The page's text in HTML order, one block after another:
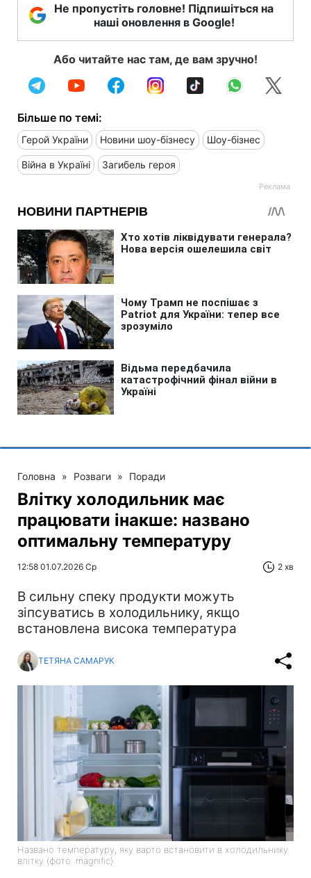
Не пропустіть головне! Підпишіться на
наші оновлення в Google!
Або читайте нас там, де вам зручно!
Більше по темі:
Герой України Новини шоу-бізнесу Шоу-бізнес
Війна в Україні Загибель героя
Головна » Розваги » Поради
Влітку холодильник має
працювати інакше: названо
оптимальну температуру
12:58 01.07.2026 Ср 2 хв
В сильну спеку продукти можуть
зіпсуватись в холодильнику, якщо
встановлена висока температура
ТЕТЯНА САМАРУК
Названо температуру, яку варто встановити в холодильнику
влітку (фото: magnific)